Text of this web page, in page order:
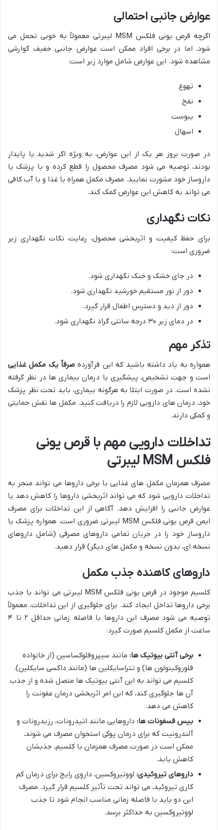
عوارض جانبی احتمالی
اگرچه قرص یونی فلکس MSM لیبرتی معمولاً به خوبی تحمل می
شود، اما در برخی افراد ممکن است عوارض جانبی خفیف گوارشی
مشاهده شود. این عوارض شامل موارد زیر است:
تهوع
نفخ
یبوست
اسهال
در صورت بروز هر یک از این عوارض، به ویژه اگر شدید یا پایدار
بودند، توصیه می شود مصرف محصول را قطع کرده و با پزشک یا
داروساز خود مشورت نمایید. مصرف مکمل همراه با غذا و با آب کافی
می تواند به کاهش این عوارض کمک کند.
نکات نگهداری
برای حفظ کیفیت و اثربخشی محصول، رعایت نکات نگهداری زیر
ضروری است:
در جای خشک و خنک نگهداری شود.
دور از نور مستقیم خورشید نگهداری شود.
دور از دید و دسترس اطفال قرار گیرد.
در دمای زیر ۳۰ درجه سانتی گراد نگهداری شود.
تذکر مهم
همواره به یاد داشته باشید که این فرآورده صرفاً یک مکمل غذایی
است و جهت تشخیص، پیشگیری یا درمان بیماری ها در نظر گرفته
نشده است. در صورت ابتلا به هرگونه بیماری، باید تحت نظر پزشک
خود، درمان های دارویی لازم را دریافت کنید. مکمل ها نقش حمایتی
و کمکی دارند.
تداخلات دارویی مهم با قرص یونی
فلکس MSM لیبرتی
مصرف همزمان مکمل های غذایی با برخی داروها می تواند منجر به
تداخلات دارویی شود که می تواند اثربخشی داروها را کاهش دهد یا
عوارض جانبی را افزایش دهد. آگاهی از این تداخلات برای مصرف
ایمن قرص یونی فلکس MSM لیبرتی ضروری است. همواره پزشک یا
داروساز خود را در جریان تمامی داروهای مصرفی (شامل داروهای
نسخه ای، بدون نسخه و مکمل های دیگر) قرار دهید.
داروهای کاهنده جذب مکمل
کلسیم موجود در قرص یونی فلکس MSM لیبرتی می تواند با جذب
برخی داروها تداخل ایجاد کند. برای جلوگیری از این تداخلات، معمولاً
توصیه می شود مصرف این داروها با فاصله زمانی حداقل ۲ تا ۴
ساعت از مکمل کلسیم صورت گیرد:
برخی آنتی بیوتیک ها: مانند سیپروفلوکساسین (از خانواده
فلوروکینولون ها) و تتراسایکلین ها (مانند داکسی سایکلین).
کلسیم می تواند به این آنتی بیوتیک ها متصل شده و از جذب
آن ها جلوگیری کند، که این امر اثربخشی درمان عفونت را
کاهش می دهد.
بیس فسفونات ها: داروهایی مانند اتیدرونات، رزیدرونات و
آلندرونیت که برای درمان پوکی استخوان مصرف می شوند،
ممکن است در صورت مصرف همزمان با کلسیم، جذبشان
کاهش یابد.
داروهای تیروئیدی: لووتیروکسین، داروی رایج برای درمان کم
کاری تیروئید، می تواند تحت تأثیر کلسیم قرار گیرد. مصرف
این دو باید با فاصله زمانی مناسب انجام شود تا جذب
لووتیروکسین به حداکثر برسد.